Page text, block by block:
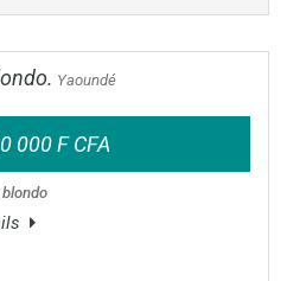
Yaoundé
000 F CFA
blondo